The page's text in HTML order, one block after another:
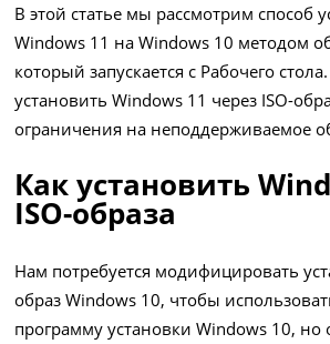
В этой статье мы рассмотрим способ
Windows 11 на Windows 10 методом
который запускается с Рабочего
установить Windows 11 через ISO-
ограничения на неподдерживаемое
Как установить
ISO-образа
Нам потребуется модифицировать
образ Windows 10, чтобы
программу установки Windows 10, но